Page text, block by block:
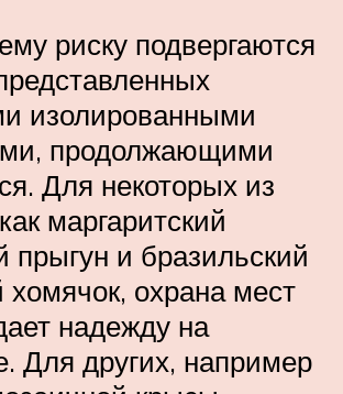
риску подвергаются
изолированными
продолжающими
Для некоторых из
маргаритский
прыгун и бразильский
охрана мест
надежду на
Для других, например